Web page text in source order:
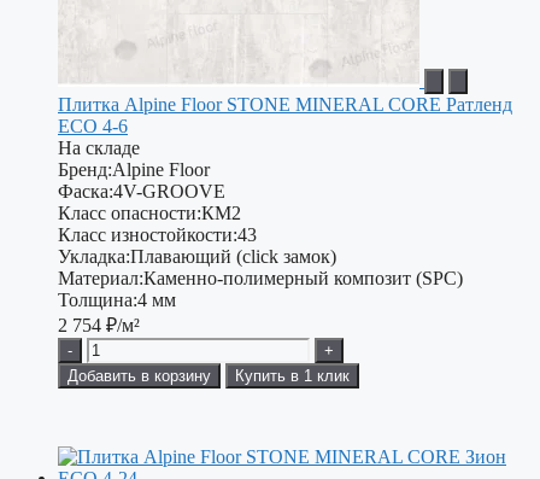
Плитка Alpine Floor STONE MINERAL CORE Ратленд
ЕСО 4-6
На складе
Бренд:Alpine Floor
Фаска:4V-GROOVE
Класс опасности:КМ2
Класс изностойкости:43
Укладка:Плавающий (click замок)
Материал:Каменно-полимерный композит (SPC)
Толщина:4 мм
2 754 ₽/м²
-
+
Добавить в корзину
Купить в 1 клик